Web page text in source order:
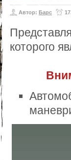
Автор: Барс
которого